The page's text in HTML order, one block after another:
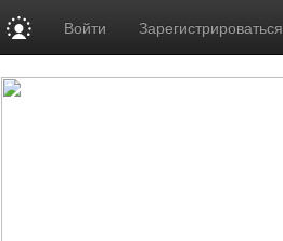
Войти Зарегистрироваться